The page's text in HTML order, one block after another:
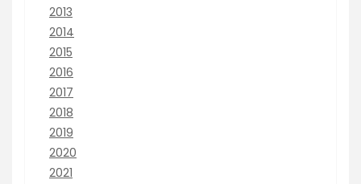
2013
2014
2015
2016
2017
2018
2019
2020
2021